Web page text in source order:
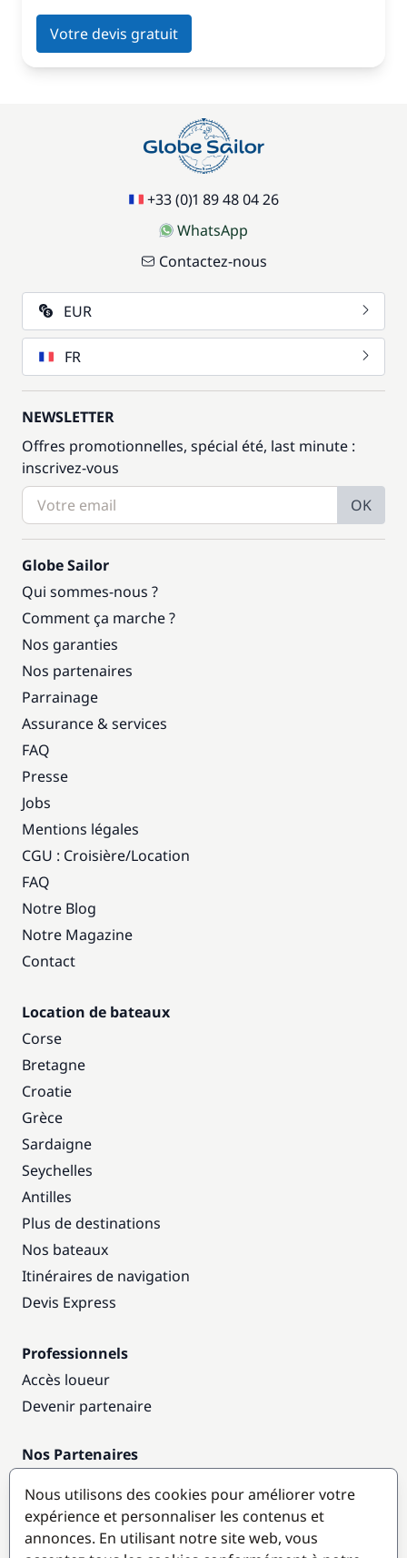
Votre devis gratuit
+33 (0)1 89 48 04 26
WhatsApp
Contactez-nous
EUR
FR
NEWSLETTER
Offres promotionnelles, spécial été, last minute :
inscrivez-vous
OK
Globe Sailor
Qui sommes-nous ?
Comment ça marche ?
Nos garanties
Nos partenaires
Parrainage
Assurance & services
FAQ
Presse
Jobs
Mentions légales
CGU : Croisière/Location
FAQ
Notre Blog
Notre Magazine
Contact
Location de bateaux
Corse
Bretagne
Croatie
Grèce
Sardaigne
Seychelles
Antilles
Plus de destinations
Nos bateaux
Itinéraires de navigation
Devis Express
Professionnels
Accès loueur
Devenir partenaire
Nos Partenaires
Destinations populaires
Nous utilisons des cookies pour améliorer votre
expérience et personnaliser les contenus et
annonces. En utilisant notre site web, vous